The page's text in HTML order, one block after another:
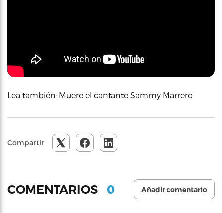
Lea también: Muere el cantante Sammy Marrero
Compartir
COMENTARIOS 0 Añadir comentario